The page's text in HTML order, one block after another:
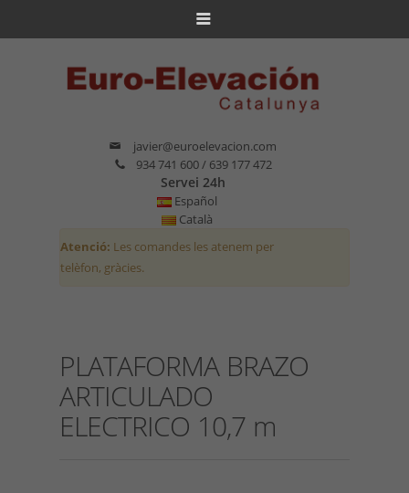
javier@euroelevacion.com
934 741 600 / 639 177 472
Servei 24h
Español
Català
Atenció: Les comandes les atenem per
telèfon, gràcies.
PLATAFORMA BRAZO
ARTICULADO
ELECTRICO 10,7 m